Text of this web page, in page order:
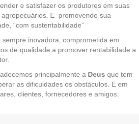
e satisfazer os produtores em suas
E promovendo sua
“com sustentabilidade”
sempre inovadora, comprometida em
de qualidade a promover rentabilidade a
principalmente a Deus que tem
as dificuldades os obstáculos. E em
clientes, fornecedores e amigos.